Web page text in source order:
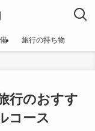
旅行の持ち物
行のおすす
コース